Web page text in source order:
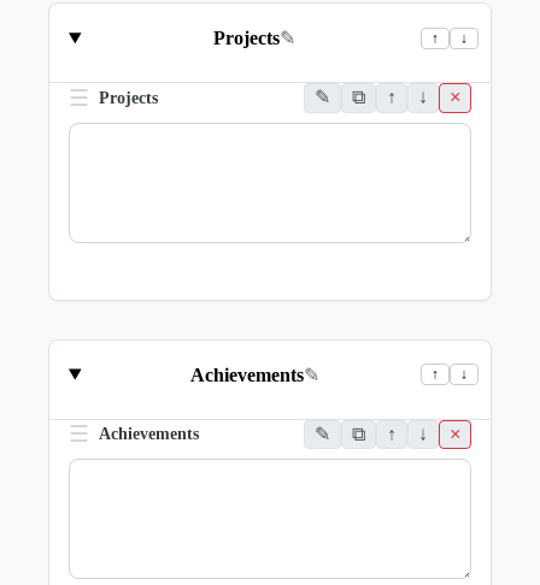
Projects✎ ↑ ↓
☰ Projects ✎ ⧉ ↑ ↓ ×
Achievements✎ ↑ ↓
☰ Achievements ✎ ⧉ ↑ ↓ ×